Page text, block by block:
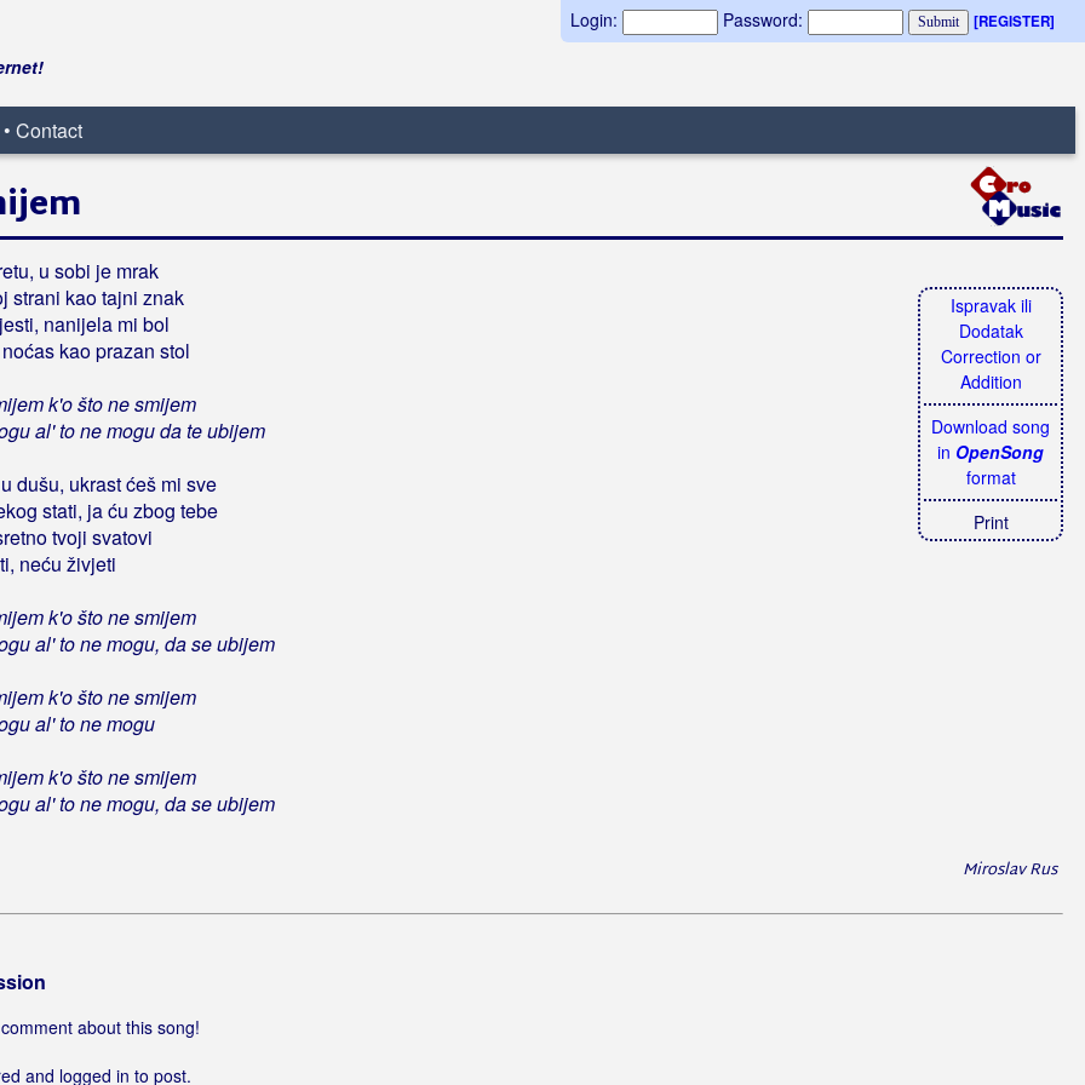
Login: Password: [REGISTER]
Contact
Ispravak ili
Dodatak
Correction or
Addition
Download song
in OpenSong
format
Print
u sobi je mrak
strani kao tajni znak
nanijela mi bol
kao prazan stol
k'o što ne smijem
al' to ne mogu da te ubijem
dušu, ukrast ćeš mi sve
stati, ja ću zbog tebe
tvoji svatovi
neću živjeti
k'o što ne smijem
al' to ne mogu, da se ubijem
k'o što ne smijem
al' to ne mogu
k'o što ne smijem
al' to ne mogu, da se ubijem
Miroslav Rus
about this song!
and logged in to post.